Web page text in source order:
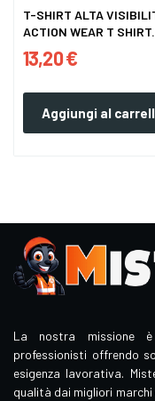
T-SHIRT ALTA
ACTION WEAR T
13,20 €
Aggiungi al
La nostra missione
professionisti offrendo
esigenza lavorativa.
qualità dai migliori